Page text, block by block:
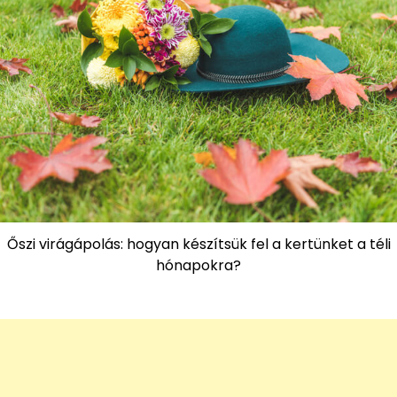
Őszi virágápolás: hogyan készítsük fel a kertünket a téli
hónapokra?